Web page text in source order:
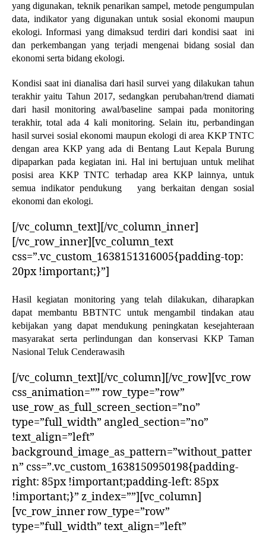
yang digunakan, teknik penarikan sampel, metode pengumpulan
data, indikator yang digunakan untuk sosial ekonomi maupun
ekologi. Informasi yang dimaksud terdiri dari kondisi saat ini
dan perkembangan yang terjadi mengenai bidang sosial dan
ekonomi serta bidang ekologi.
Kondisi saat ini dianalisa dari hasil survei yang dilakukan tahun
terakhir yaitu Tahun 2017, sedangkan perubahan/trend diamati
dari hasil monitoring awal/baseline sampai pada monitoring
terakhir, total ada 4 kali monitoring. Selain itu, perbandingan
hasil survei sosial ekonomi maupun ekologi di area KKP TNTC
dengan area KKP yang ada di Bentang Laut Kepala Burung
dipaparkan pada kegiatan ini. Hal ini bertujuan untuk melihat
posisi area KKP TNTC terhadap area KKP lainnya, untuk
semua indikator pendukung yang berkaitan dengan sosial
ekonomi dan ekologi.
[/vc_column_text][/vc_column_inner]
[/vc_row_inner][vc_column_text
css=”.vc_custom_1638151316005{padding-top:
20px !important;}”]
Hasil kegiatan monitoring yang telah dilakukan, diharapkan
dapat membantu BBTNTC untuk mengambil tindakan atau
kebijakan yang dapat mendukung peningkatan kesejahteraan
masyarakat serta perlindungan dan konservasi KKP Taman
Nasional Teluk Cenderawasih
[/vc_column_text][/vc_column][/vc_row][vc_row
css_animation=”” row_type=”row”
use_row_as_full_screen_section=”no”
type=”full_width” angled_section=”no”
text_align=”left”
background_image_as_pattern=”without_patter
n” css=”.vc_custom_1638150950198{padding-
right: 85px !important;padding-left: 85px
!important;}” z_index=””][vc_column]
[vc_row_inner row_type=”row”
type=”full_width” text_align=”left”